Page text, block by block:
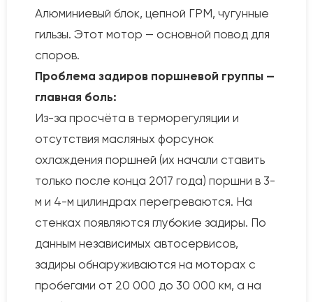
Алюминиевый блок, цепной ГРМ, чугунные
гильзы. Этот мотор — основной повод для
споров.
Проблема задиров поршневой группы —
главная боль:
Из-за просчёта в терморегуляции и
отсутствия масляных форсунок
охлаждения поршней (их начали ставить
только после конца 2017 года) поршни в 3-
м и 4-м цилиндрах перегреваются. На
стенках появляются глубокие задиры. По
данным независимых автосервисов,
задиры обнаруживаются на моторах с
пробегами от 20 000 до 30 000 км, а на